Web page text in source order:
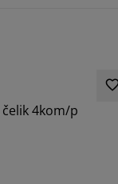
čelik 4kom/p